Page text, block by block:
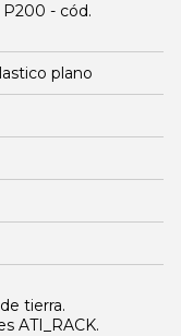
- cód.
plano
tierra.
ATI_RACK.